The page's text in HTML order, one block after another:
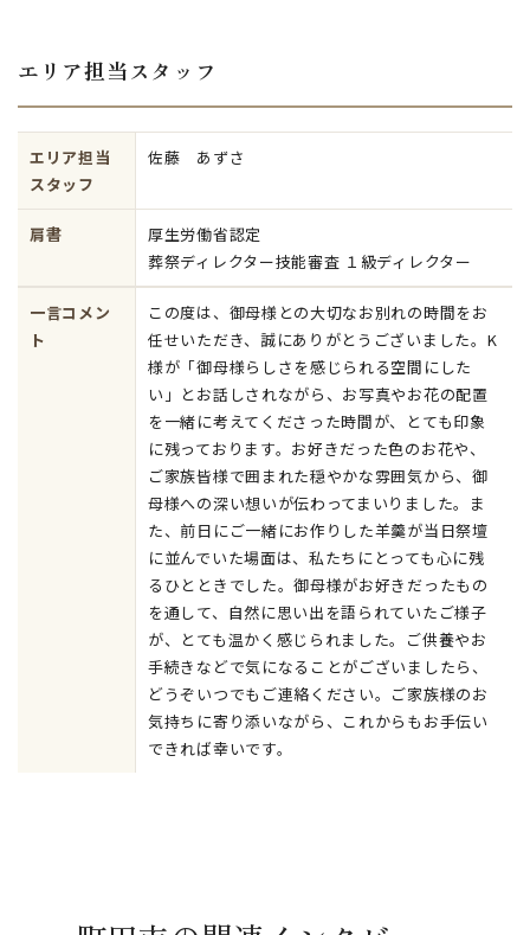
エリア担当スタッフ
エリア担当
スタッフ
佐藤 あずさ
肩書
厚生労働省認定
葬祭ディレクター技能審査 １級ディレクター
一言コメン
ト
この度は、御母様との大切なお別れの時間をお
任せいただき、誠にありがとうございました。K
様が「御母様らしさを感じられる空間にした
い」とお話しされながら、お写真やお花の配置
を一緒に考えてくださった時間が、とても印象
に残っております。お好きだった色のお花や、
ご家族皆様で囲まれた穏やかな雰囲気から、御
母様への深い想いが伝わってまいりました。ま
た、前日にご一緒にお作りした羊羹が当日祭壇
に並んでいた場面は、私たちにとっても心に残
るひとときでした。御母様がお好きだったもの
を通して、自然に思い出を語られていたご様子
が、とても温かく感じられました。ご供養やお
手続きなどで気になることがございましたら、
どうぞいつでもご連絡ください。ご家族様のお
気持ちに寄り添いながら、これからもお手伝い
できれば幸いです。